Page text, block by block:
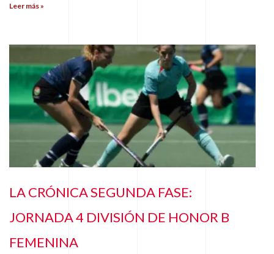
Leer más »
LA CRÓNICA SEGUNDA FASE:
JORNADA 4 DIVISIÓN DE HONOR B
FEMENINA